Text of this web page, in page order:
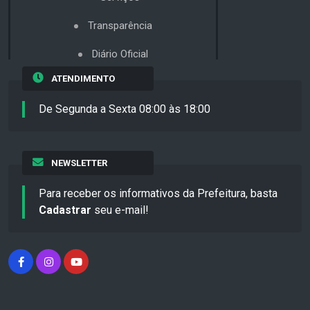
Transparência
Diário Oficial
ATENDIMENTO
De Segunda a Sexta 08:00 às 18:00
NEWSLETTER
Para receber os informativos da Prefeitura, basta
Cadastrar seu e-mail!